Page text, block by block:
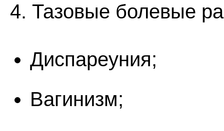
4. Тазовые болевые
Диспареуния;
Вагинизм;